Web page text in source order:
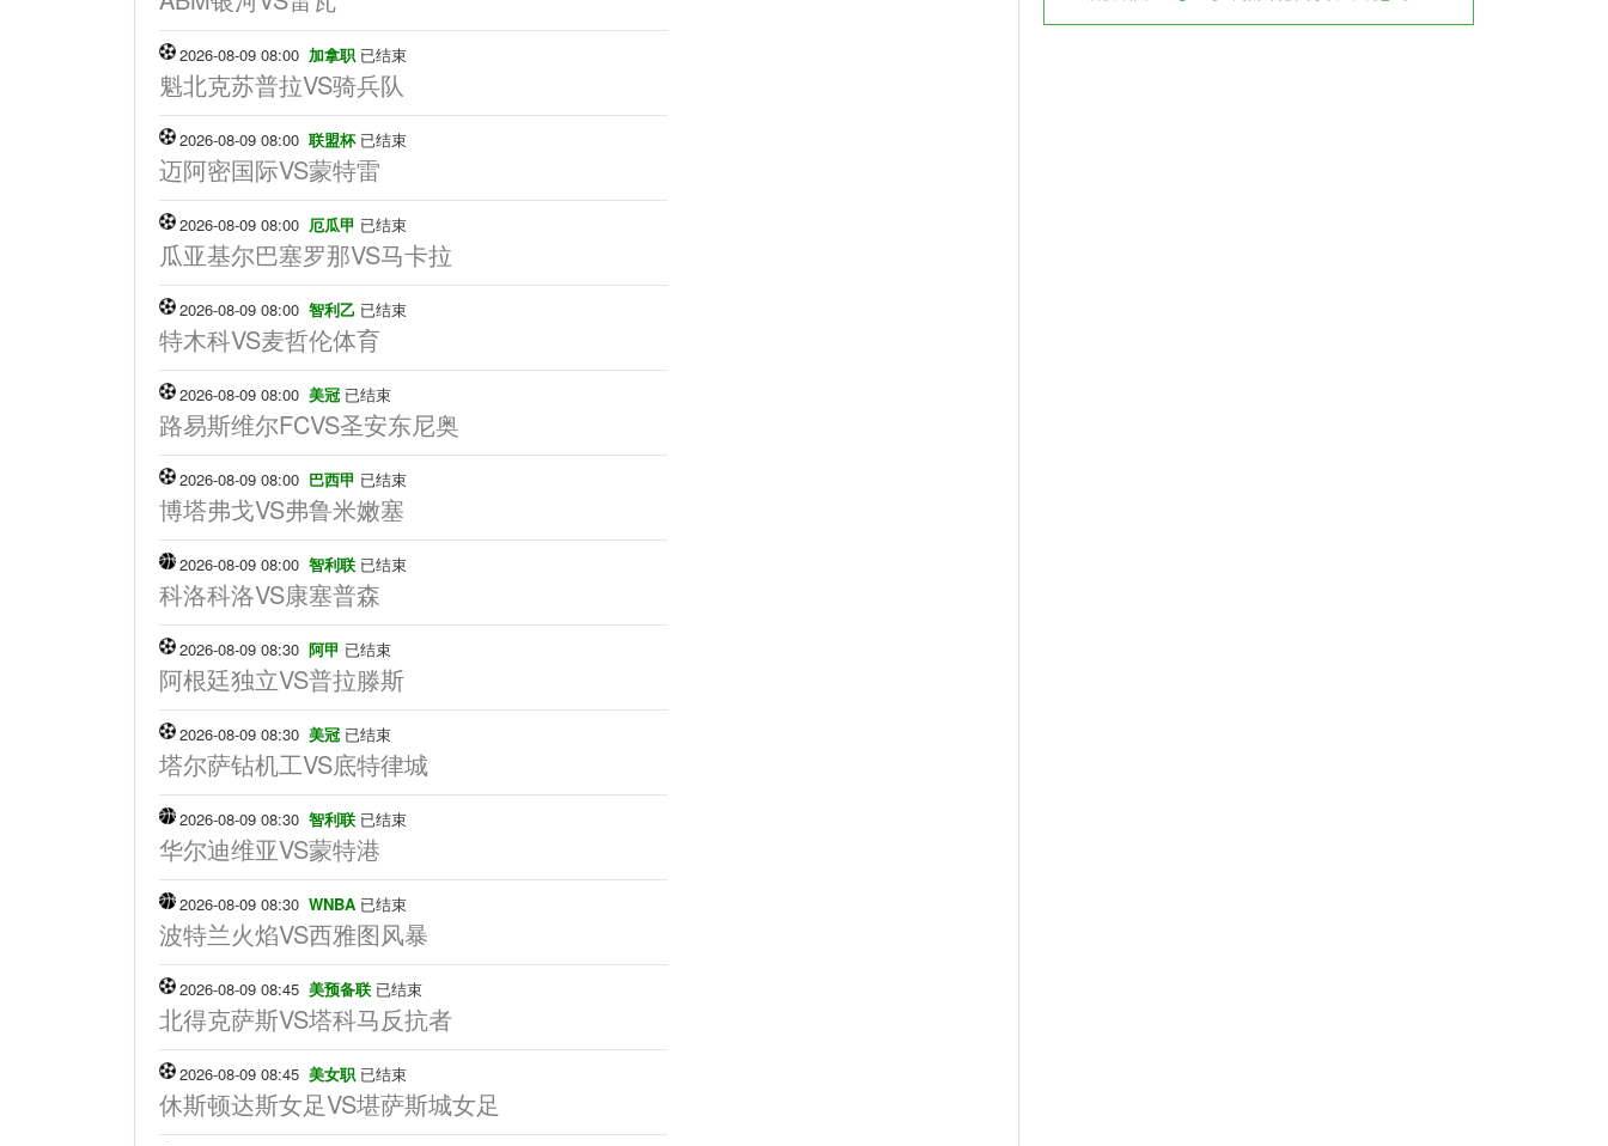
2026-08-09 08:00 加拿职 已结束
魁北克苏普拉VS骑兵队
2026-08-09 08:00 联盟杯已结束
迈阿密国际VS蒙特雷
2026-08-09 08:00 厄瓜甲 已结束
瓜亚基尔巴塞罗那VS马卡拉
2026-08-09 08:00 智利乙 已结束
特木科VS麦哲伦体育
2026-08-09 08:00 美冠 已结束
路易斯维尔FCVS圣安东尼奥
2026-08-09 08:00 巴西甲 已结束
博塔弗戈VS弗鲁米嫩塞
2026-08-09 08:00 智利联 已结束
科洛科洛VS康塞普森
2026-08-09 08:30 阿甲 已结束
阿根廷独立VS普拉滕斯
2026-08-09 08:30 美冠 已结束
塔尔萨钻机工VS底特律城
2026-08-09 08:30 智利联 已结束
华尔迪维亚VS蒙特港
2026-08-09 08:30 WNBA 已结束
波特兰火焰VS西雅图风暴
2026-08-09 08:45 美预备联 已结束
北得克萨斯VS塔科马反抗者
2026-08-09 08:45 美女职 已结束
休斯顿达斯女足VS堪萨斯城女足